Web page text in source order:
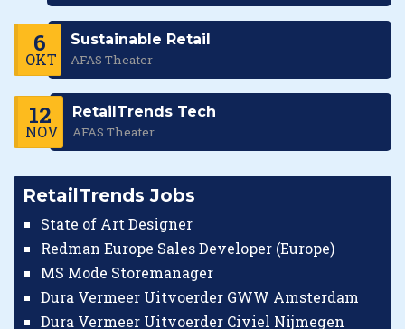
6
OKT
Sustainable Retail
AFAS Theater
12
NOV
RetailTrends Tech
AFAS Theater
RetailTrends Jobs
State of Art Designer
Redman Europe Sales Developer (Europe)
MS Mode Storemanager
Dura Vermeer Uitvoerder GWW Amsterdam
Dura Vermeer Uitvoerder Civiel Nijmegen